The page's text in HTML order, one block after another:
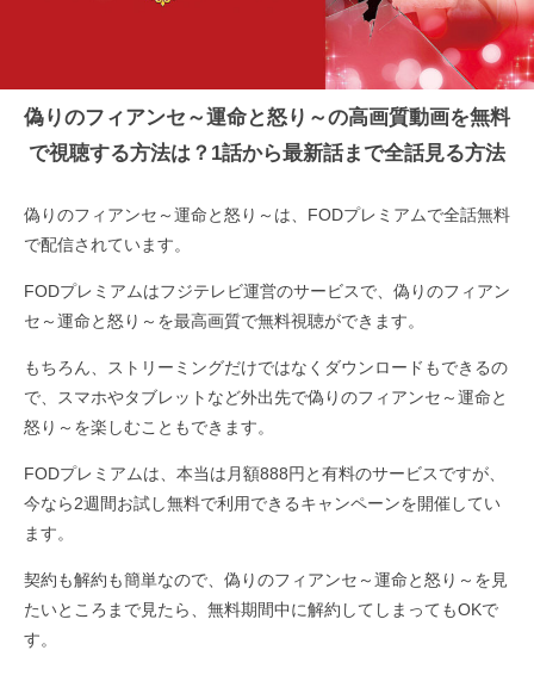
偽りのフィアンセ～運命と怒り～の高画質動画を無料
で視聴する方法は？1話から最新話まで全話見る方法
偽りのフィアンセ～運命と怒り～は、FODプレミアムで全話無料
で配信されています。
FODプレミアムはフジテレビ運営のサービスで、偽りのフィアン
セ～運命と怒り～を最高画質で無料視聴ができます。
もちろん、ストリーミングだけではなくダウンロードもできるの
で、スマホやタブレットなど外出先で偽りのフィアンセ～運命と
怒り～を楽しむこともできます。
FODプレミアムは、本当は月額888円と有料のサービスですが、
今なら2週間お試し無料で利用できるキャンペーンを開催してい
ます。
契約も解約も簡単なので、偽りのフィアンセ～運命と怒り～を見
たいところまで見たら、無料期間中に解約してしまってもOKで
す。